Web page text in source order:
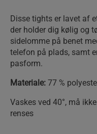
Disse tights er lavet af
der holder dig kølig og
sidelomme på benet
telefon på plads, samt
pasform.
Materiale:77 %
Vaskes ved 40°, må
renses